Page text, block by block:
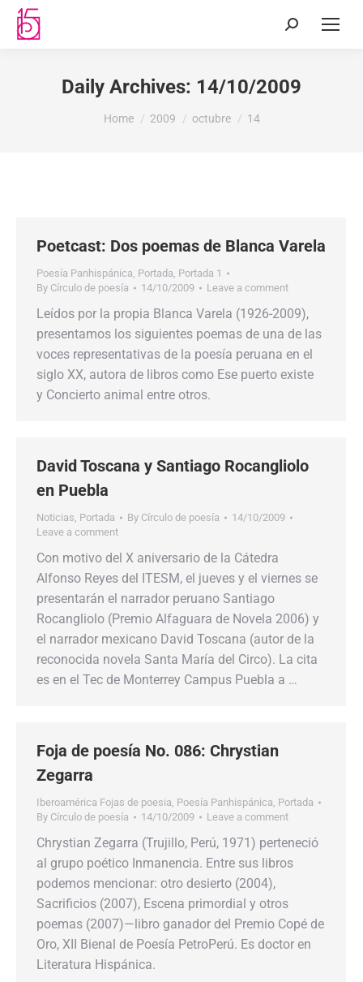
Daily Archives: 14/10/2009
You are here:
Home 2009 octubre 14
Poetcast: Dos poemas de Blanca Varela
Poesía Panhispánica, Portada, Portada 1
By Círculo de poesía 14/10/2009 Leave a comment
Leídos por la propia Blanca Varela (1926-2009),
presentamos los siguientes poemas de una de las
voces representativas de la poesía peruana en el
siglo XX, autora de libros como Ese puerto existe
y Concierto animal entre otros.
David Toscana y Santiago Rocangliolo
en Puebla
Noticias, Portada By Círculo de poesía
14/10/2009
Leave a comment
Con motivo del X aniversario de la Cátedra
Alfonso Reyes del ITESM, el jueves y el viernes se
presentarán el narrador peruano Santiago
Rocangliolo (Premio Alfaguara de Novela 2006) y
el narrador mexicano David Toscana (autor de la
reconocida novela Santa María del Circo). La cita
es en el Tec de Monterrey Campus Puebla a …
Foja de poesía No. 086: Chrystian
Zegarra
Iberoamérica Fojas de poesia, Poesía Panhispánica, Portada
By Círculo de poesía 14/10/2009 Leave a comment
Chrystian Zegarra (Trujillo, Perú, 1971) perteneció
al grupo poético Inmanencia. Entre sus libros
podemos mencionar: otro desierto (2004),
Sacrificios (2007), Escena primordial y otros
poemas (2007)—libro ganador del Premio Copé de
Oro, XII Bienal de Poesía PetroPerú. Es doctor en
Literatura Hispánica.